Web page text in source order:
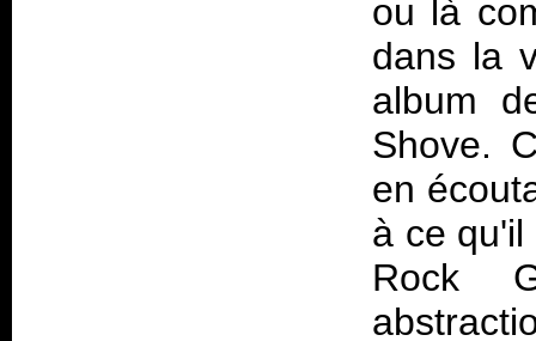
ou là
dans la
album
Shove.
en
à ce
Rock